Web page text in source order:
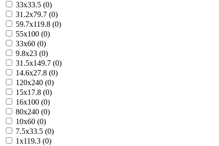
33x33.5 (0)
31.2x79.7 (0)
59.7x119.8 (0)
55x100 (0)
33x60 (0)
9.8x23 (0)
31.5x149.7 (0)
14.6x27.8 (0)
120x240 (0)
15x17.8 (0)
16x100 (0)
80x240 (0)
10x60 (0)
7.5x33.5 (0)
1x119.3 (0)